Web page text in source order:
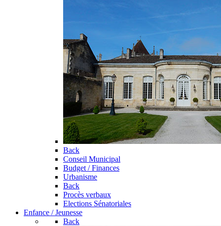
Back
Conseil Municipal
Budget / Finances
Urbanisme
Back
Procès verbaux
Elections Sénatoriales
Enfance / Jeunesse
Back